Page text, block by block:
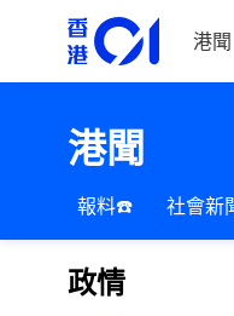
港聞
港聞
報料☎️ 社會新
政情